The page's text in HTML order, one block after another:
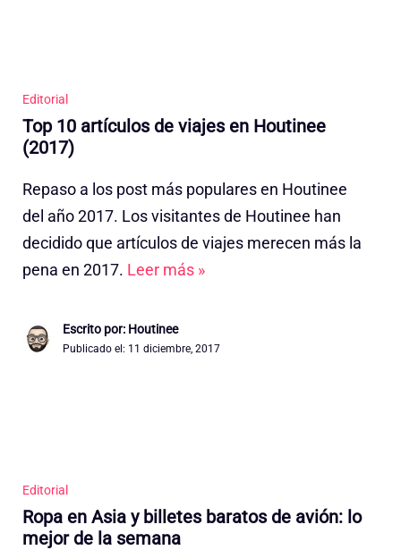
Editorial
Top 10 artículos de viajes en Houtinee
(2017)
Repaso a los post más populares en Houtinee
del año 2017. Los visitantes de Houtinee han
decidido que artículos de viajes merecen más la
pena en 2017. Leer más »
Escrito por: Houtinee
Publicado el: 11 diciembre, 2017
Editorial
Ropa en Asia y billetes baratos de avión: lo
mejor de la semana